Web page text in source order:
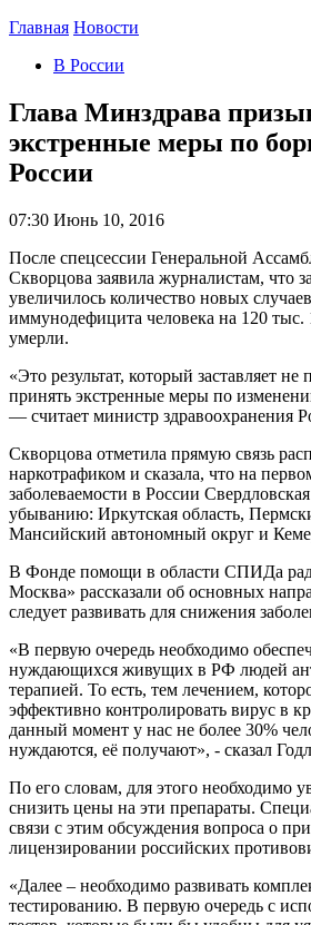
Главная Новости
В России
Глава Минздрава
экстренные меры по
России
07:30 Июнь 10, 2016
После спецсессии Генеральной
Скворцова заявила журналистам, что
увеличилось количество новых
иммунодефицита человека на 120 тыс.
умерли.
«Это результат, который заставляет не
принять экстренные меры по
— считает министр здравоохранения
Скворцова отметила прямую связь
наркотрафиком и сказала, что на
заболеваемости в России
убыванию: Иркутская область,
Мансийский автономный округ и
В Фонде помощи в области СПИДа
Москва» рассказали об основных
следует развивать для снижения
«В первую очередь необходимо
нуждающихся живущих в РФ людей
терапией. То есть, тем лечением,
эффективно контролировать вирус в
данный момент у нас не более 30%
нуждаются, её получают», - сказал
По его словам, для этого необходимо
снизить цены на эти препараты.
связи с этим обсуждения вопроса о
лицензировании российских
«Далее – необходимо развивать
тестированию. В первую очередь с